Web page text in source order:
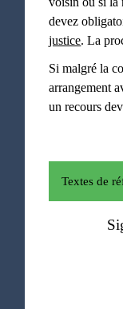
devez
justice. La
Si malgré la
arrangement
un recours
Textes de